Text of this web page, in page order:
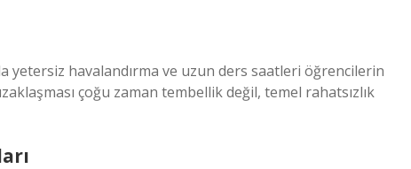
yetersiz havalandırma ve uzun ders saatleri öğrencilerin
çoğu zaman tembellik değil, temel rahatsızlık